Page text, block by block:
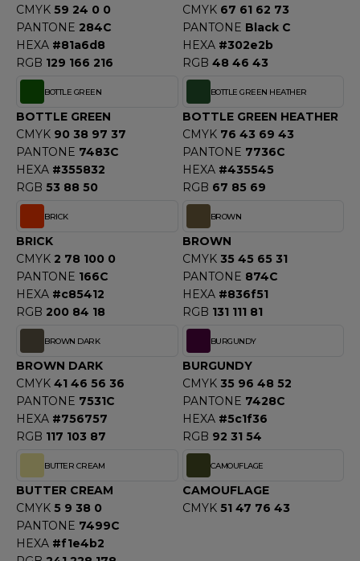
GEN
MORNING STUDIOS
SEGURIDAD
DUICK
TEXTILE
LEWIS
ATHLETIC®
ATHLETIC® COLLECTION
ETIQUETTE
CMYK 59 24 0 0
PANTONE 284C
HEXA #81a6d8
RGB 129 166 216
CMYK 67 61 62 73
PANTONE Black C
HEXA #302e2b
RGB 48 46 43
BOTTLE GREEN
BOTTLE GREEN
CMYK 90 38 97 37
PANTONE 7483C
HEXA #355832
RGB 53 88 50
BOTTLE GREEN HEATHER
BOTTLE GREEN HEATHER
CMYK 76 43 69 43
PANTONE 7736C
HEXA #435545
RGB 67 85 69
BRICK
BRICK
CMYK 2 78 100 0
PANTONE 166C
HEXA #c85412
RGB 200 84 18
BROWN
BROWN
CMYK 35 45 65 31
PANTONE 874C
HEXA #836f51
RGB 131 111 81
BROWN DARK
BROWN DARK
CMYK 41 46 56 36
PANTONE 7531C
HEXA #756757
RGB 117 103 87
BURGUNDY
BURGUNDY
CMYK 35 96 48 52
PANTONE 7428C
HEXA #5c1f36
RGB 92 31 54
BUTTER CREAM
BUTTER CREAM
CMYK 5 9 38 0
PANTONE 7499C
HEXA #f1e4b2
CAMOUFLAGE
CAMOUFLAGE
CMYK 51 47 76 43